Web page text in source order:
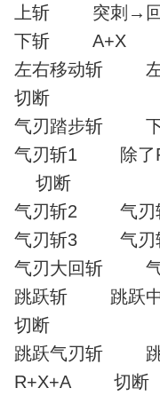
上斩 突刺→
下斩 A+X
左右移动斩 左
切断
气刃踏步斩
气刃斩1 除了R
切断
气刃斩2 气刃
气刃斩3 气刃
气刃大回斩
跳跃斩 跳跃中
切断
跳跃气刃斩 跳
R+X+A 切断